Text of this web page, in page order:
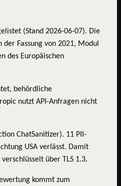
(Stand 2026-06-07). Die
Fassung von 2021, Modul
des Europäischen
behördliche
nutzt API-Anfragen nicht
ChatSanitizer). 11 PII-
USA verlässt. Damit
über TLS 1.3.
kommt zum